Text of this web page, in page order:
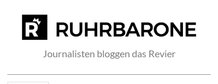
Journalisten bloggen das Revier